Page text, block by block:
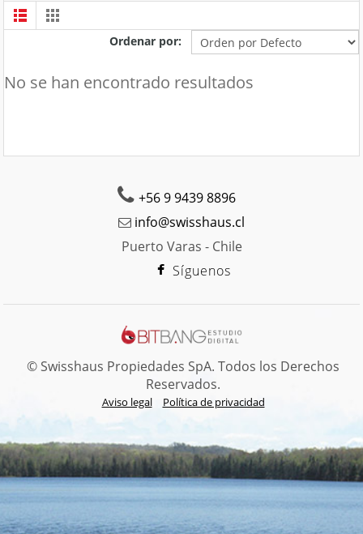
Ordenar por:
No se han encontrado resultados
info@swisshaus.cl
+56 9 9439 8896
Puerto Varas - Chile
Síguenos
© Swisshaus Propiedades SpA. Todos los Derechos
Reservados.
Aviso legal Política de privacidad